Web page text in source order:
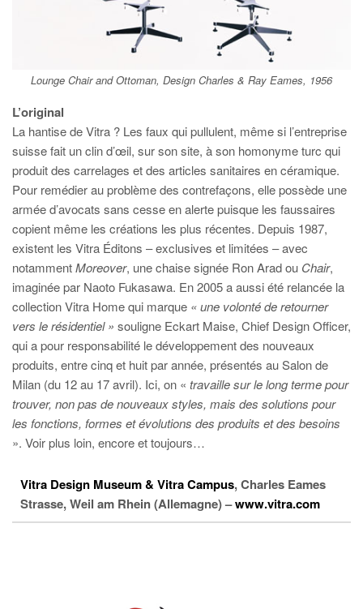
Lounge Chair and Ottoman, Design Charles & Ray Eames, 1956
L’original
La hantise de Vitra ? Les faux qui pullulent, même si l’entreprise
suisse fait un clin d’œil, sur son site, à son homonyme turc qui
produit des carrelages et des articles sanitaires en céramique.
Pour remédier au problème des contrefaçons, elle possède une
armée d’avocats sans cesse en alerte puisque les faussaires
copient même les créations les plus récentes. Depuis 1987,
existent les Vitra Éditons – exclusives et limitées – avec
notammentMoreover, une chaise signée Ron Arad ou Chair,
imaginée par Naoto Fukasawa. En 2005 a aussi été relancée la
collection Vitra Home qui marque « une volonté de retourner
vers le résidentiel » souligne Eckart Maise, Chief Design Officer,
qui a pour responsabilité le développement des nouveaux
produits, entre cinq et huit par année, présentés au Salon de
Milan (du 12 au 17 avril). Ici, on « travaille sur le long terme pour
trouver, non pas de nouveaux styles, mais des solutions pour
les fonctions, formes et évolutions des produits et des besoins
». Voir plus loin, encore et toujours…
Vitra Design Museum & Vitra Campus, Charles Eames
Strasse, Weil am Rhein (Allemagne) –www.vitra.com